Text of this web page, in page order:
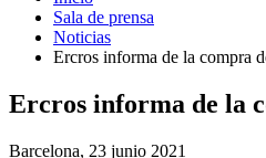
Sala de prensa
Noticias
Ercros informa de la compra
Ercros informa de la
Barcelona, 23 junio 2021